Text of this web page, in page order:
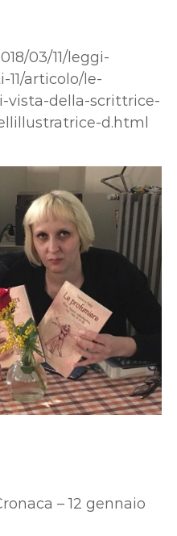
03/11/leggi-
articolo/le-
vista-della-scrittrice-
d.html
– 12 gennaio